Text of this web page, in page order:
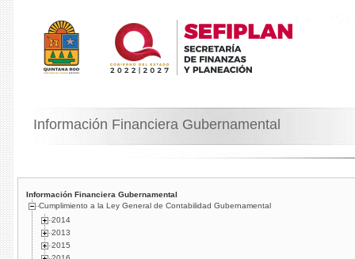
Información Financiera Gubernamental
Información Financiera Gubernamental
Cumplimiento a la Ley General de Contabilidad Gubernamental
2014
2013
2015